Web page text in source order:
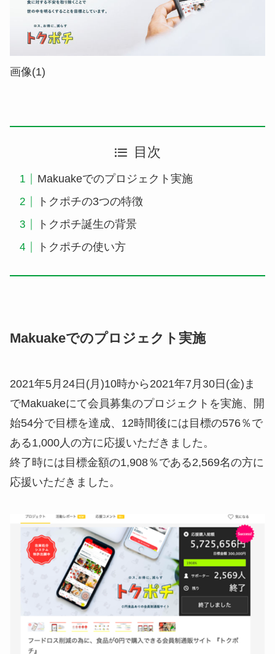
画像(1)
目次
Makuakeでのプロジェクト実施
トクポチの3つの特徴
トクポチ誕生の背景
トクポチの使い方
Makuakeでのプロジェクト実施
2021年5月24日(月)10時から2021年7月30日(金)ま
でMakuakeにて会員募集のプロジェクトを実施、開
始54分で目標を達成、12時間後には目標の576％で
ある1,000人の方に応援いただきました。
終了時には目標金額の1,908％である2,569名の方に
応援いただきました。